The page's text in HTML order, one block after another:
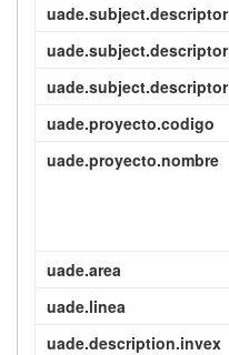
uade.subject.descriptor
uade.subject.descriptor
uade.subject.descriptor
uade.proyecto.codigo
uade.proyecto.nombre
uade.area
uade.linea
uade.description.invex